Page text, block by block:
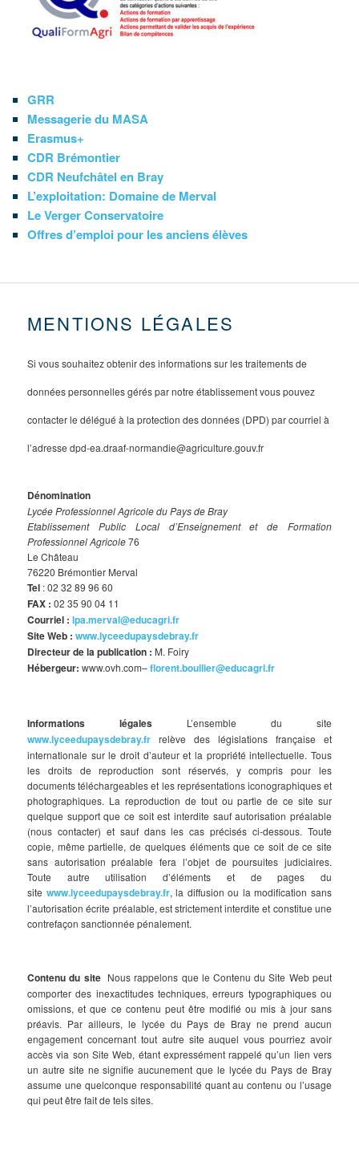
GRR
Messagerie du MASA
Erasmus+
CDR Brémontier
CDR Neufchâtel en Bray
L’exploitation: Domaine de Merval
Le Verger Conservatoire
Offres d’emploi pour les anciens élèves
MENTIONS LÉGALES
Si vous souhaitez obtenir des informations sur les traitements de
données personnelles gérés par notre établissement vous pouvez
contacter le délégué à la protection des données (DPD) par courriel à
l’adresse dpd-ea.draaf-normandie@agriculture.gouv.fr
Dénomination
Lycée Professionnel Agricole du Pays de Bray
Etablissement Public Local d’Enseignement et de Formation
Professionnel Agricole76
Le Château
76220 Brémontier Merval
Tel : 02 32 89 96 60
FAX : 02 35 90 04 11
Courriel :lpa.merval@educagri.fr
Site Web :www.lyceedupaysdebray.fr
Directeur de la publication : M. Foiry
Hébergeur:www.ovh.com–florent.boullier@educagri.fr
Informations légales L’ensemble du site
www.lyceedupaysdebray.fr relève des législations française et
internationale sur le droit d’auteur et la propriété intellectuelle. Tous
les droits de reproduction sont réservés, y compris pour les
documents téléchargeables et les représentations iconographiques et
photographiques. La reproduction de tout ou partie de ce site sur
quelque support que ce soit est interdite sauf autorisation préalable
(nous contacter) et sauf dans les cas précisés ci-dessous. Toute
copie, même partielle, de quelques éléments que ce soit de ce site
sans autorisation préalable fera l’objet de poursuites judiciaires.
Toute autre utilisation d’éléments et de pages du
site www.lyceedupaysdebray.fr, la diffusion ou la modification sans
l’autorisation écrite préalable, est strictement interdite et constitue une
contrefaçon sanctionnée pénalement.
Contenu du site Nous rappelons que le Contenu du Site Web peut
comporter des inexactitudes techniques, erreurs typographiques ou
omissions, et que ce contenu peut être modifié ou mis à jour sans
préavis. Par ailleurs, le lycée du Pays de Bray ne prend aucun
engagement concernant tout autre site auquel vous pourriez avoir
accès via son Site Web, étant expressément rappelé qu’un lien vers
un autre site ne signifie aucunement que le lycée du Pays de Bray
assume une quelconque responsabilité quant au contenu ou l’usage
qui peut être fait de tels sites.